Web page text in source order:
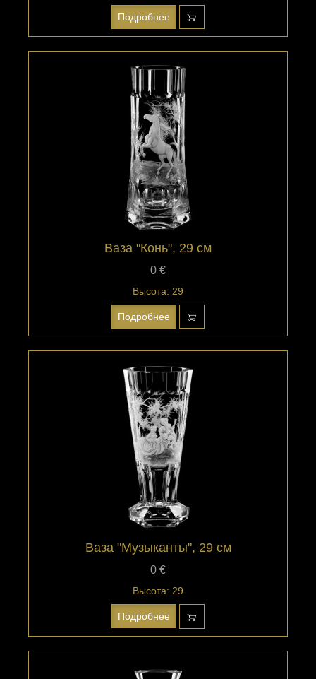
Подробнее
Ваза "Конь", 29 см
0 €
Высота: 29
Подробнее
Ваза "Музыканты", 29 см
0 €
Высота: 29
Подробнее